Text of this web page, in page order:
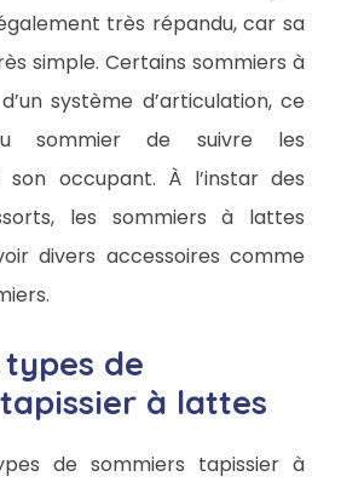
très répandu, car sa
simple. Certains sommiers à
système d’articulation, ce
sommier de suivre les
son occupant. À l’instar des
les sommiers à lattes
divers accessoires comme
de
à lattes
de sommiers tapissier à